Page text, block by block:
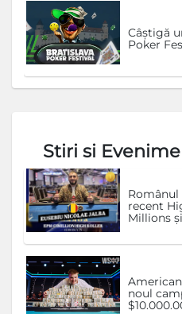
Câștigă
Poker
Stiri si
Românul
recent
Millions
noul